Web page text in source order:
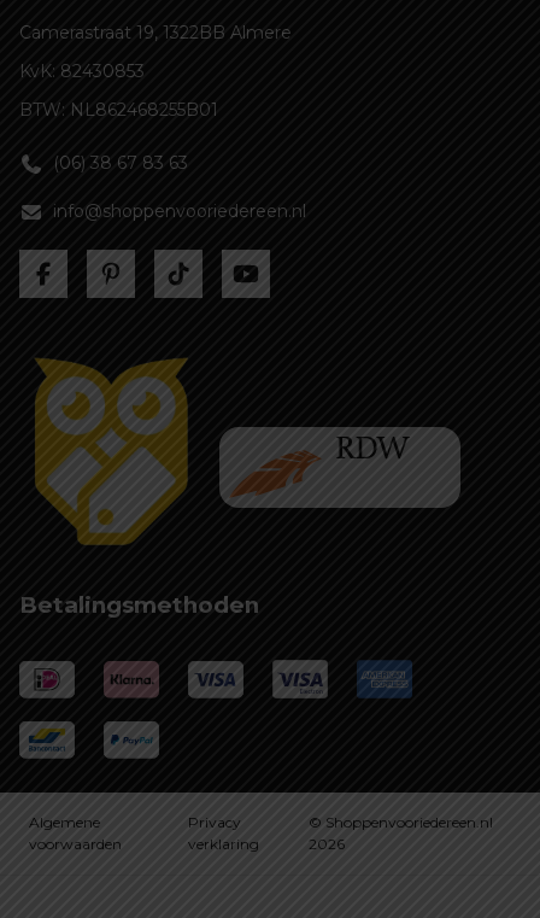
Camerastraat 19, 1322BB Almere
KvK: 82430853
BTW: NL862468255B01
(06) 38 67 83 63
info@shoppenvooriedereen.nl
Betalingsmethoden
Algemene
voorwaarden
Privacy
verklaring
© Shoppenvooriedereen.nl
2026